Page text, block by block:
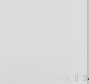
Per info chiamare il